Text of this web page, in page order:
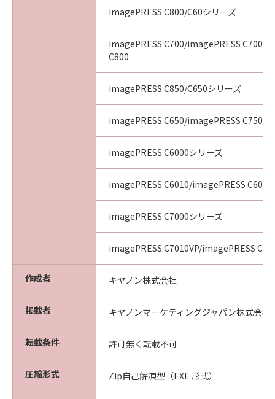
Should you have any questions concerning
this Agreement, or if you desire to contact
Canon for any reason, please write to Canon's
sales subsidiary or distributor/dealer, serving
the country where you obtained the
No. I010G016926
imagePRESS C800/C60シリーズ
imagePRESS C700/imagePRESS C700L/
C800
imagePRESS C850/C650シリーズ
imagePRESS C650/imagePRESS C750/
imagePRESS C6000シリーズ
imagePRESS C6010/imagePRESS C6011
imagePRESS C7000シリーズ
imagePRESS C7010VP/imagePRESS
作成者 キヤノン株式会社
掲載者 キヤノンマーケティングジャパン株式会社
転載条件 許可無く転載不可
圧縮形式 Zip自己解凍型（EXE 形式）